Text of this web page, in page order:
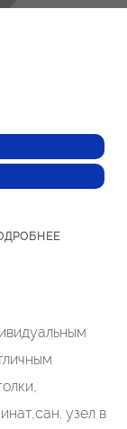
узел в